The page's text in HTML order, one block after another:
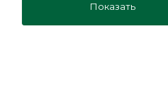
Показать